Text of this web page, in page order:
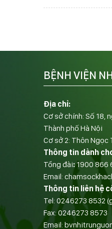
Địa chỉ:
Cơ sở chính: Số 18,
Thành phố Hà Nội
Cơ sở 2: Thôn Ngọc
Thông tin dành
Tổng đài:1900 866
Email:
Thông tin liên hệ
Tel: 0246273 8532
Fax:0246273 8573
Email:
BỆNH VIỆN